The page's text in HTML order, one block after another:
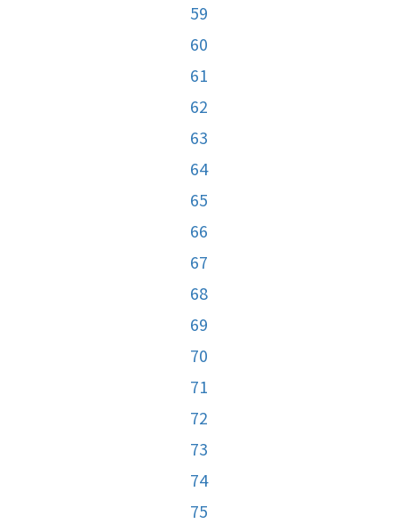
59
60
61
62
63
64
65
66
67
68
69
70
71
72
73
74
75